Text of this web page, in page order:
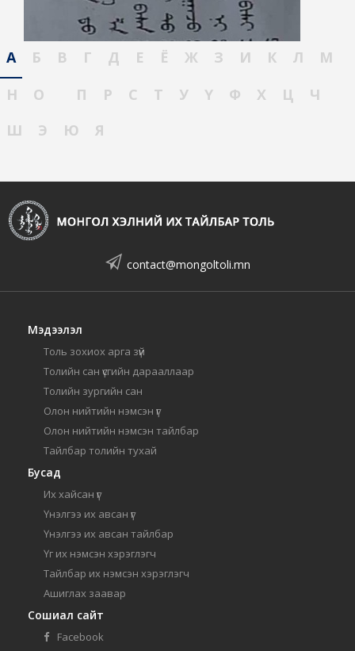
А Б В Г Д Е Ё Ж З И К Л
М
Н
О П Р С Т У Ү Ф Х Ц
Ч
Ш
Э Ю Я
contact@mongoltoli.mn
Мэдээлэл
Толь зохиох арга зүй
Толийн сан үсгийн дарааллаар
Толийн зургийн сан
Олон нийтийн нэмсэн үг
Олон нийтийн нэмсэн тайлбар
Тайлбар толийн тухай
Бусад
Их хайсан үг
Үнэлгээ их авсан үг
Үнэлгээ их авсан тайлбар
Үг их нэмсэн хэрэглэгч
Тайлбар их нэмсэн хэрэглэгч
Ашиглах заавар
Сошиал сайт
Facebook